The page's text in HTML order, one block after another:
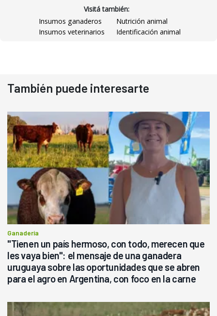
Visitá también:
Insumos ganaderos
Nutrición animal
Insumos veterinarios
Identificación animal
También puede interesarte
Ganadería
"Tienen un país hermoso, con todo, merecen que
les vaya bien": el mensaje de una ganadera
uruguaya sobre las oportunidades que se abren
para el agro en Argentina, con foco en la carne